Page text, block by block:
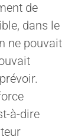
de
dans le
ne pouvait
à-dire